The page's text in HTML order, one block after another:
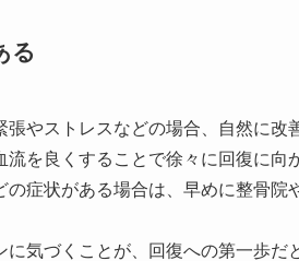
る
やストレスなどの場合、自然に改
を良くすることで徐々に回復に向
症状がある場合は、早めに整骨院
気づくことが、回復への第一歩だ